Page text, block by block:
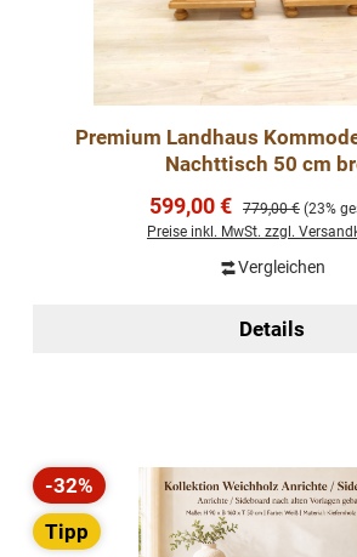
Premium Landhaus
Nachttisch 50 cm
Verkaufspreis:
599,00 € Regulärer Preis:
779,00 € (23%
Preise inkl. MwSt. zzgl.
Vergleichen
Details
Rabatt
-32%
Tipp